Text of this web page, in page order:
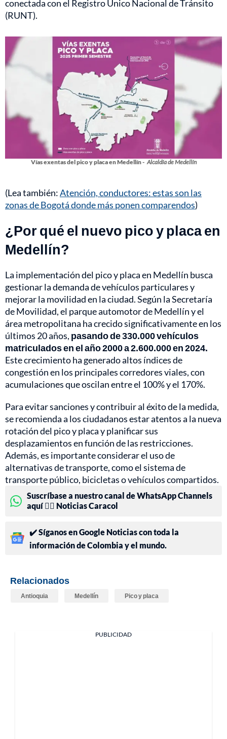
conectada con el Registro Único Nacional de Tránsito
(RUNT).
Vías exentas del pico y placa en Medellín - Alcaldía de Medellín
(Lea también:Atención, conductores: estas son las
zonas de Bogotá donde más ponen comparendos)
¿Por qué el nuevo pico y placa en
Medellín?
La implementación del pico y placa en Medellín busca
gestionar la demanda de vehículos particulares y
mejorar la movilidad en la ciudad. Según la Secretaría
de Movilidad, el parque automotor de Medellín y el
área metropolitana ha crecido significativamente en los
últimos 20 años, pasando de 330.000 vehículos
matriculados en el año 2000 a 2.600.000 en 2024.
Este crecimiento ha generado altos índices de
congestión en los principales corredores viales, con
acumulaciones que oscilan entre el 100% y el 170%.
Para evitar sanciones y contribuir al éxito de la medida,
se recomienda a los ciudadanos estar atentos a la nueva
rotación del pico y placa y planificar sus
desplazamientos en función de las restricciones.
Además, es importante considerar el uso de
alternativas de transporte, como el sistema de
transporte público, bicicletas o vehículos compartidos.
Suscríbase a nuestro canal de WhatsApp Channels
aquí 👉🏻 Noticias Caracol
✔️ Síganos en Google Noticias con toda la
información de Colombia y el mundo.
Relacionados
Antioquia Medellín Pico y placa
PUBLICIDAD